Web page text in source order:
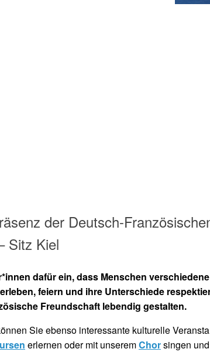
der Deutsch-
Sitz Kiel
dafür ein, dass Menschen
feiern und ihre Unterschiede
Freundschaft lebendig gestalten.
Sie ebenso interessante kulturelle
erlernen oder mit unseremChorsingen